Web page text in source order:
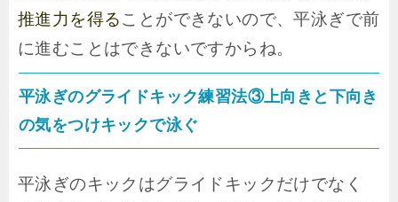
推進力を得ることができないので、平泳ぎで前
に進むことはできないですからね。
平泳ぎのグライドキック練習法③上向きと下向き
の気をつけキックで泳ぐ
平泳ぎのキックはグライドキックだけでなく